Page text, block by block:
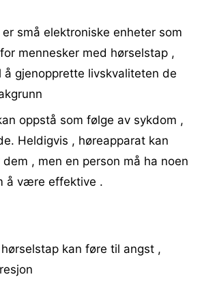
små elektroniske enheter som
mennesker med hørselstap ,
å gjenopprette livskvaliteten de
oppstå som følge av sykdom ,
Heldigvis , høreapparat kan
, men en person må ha noen
å være effektive .
kan føre til angst ,